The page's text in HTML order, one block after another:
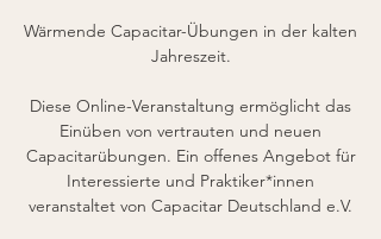
Wärmende Capacitar-Übungen in der kalten
Jahreszeit.
Diese Online-Veranstaltung ermöglicht das
Einüben von vertrauten und neuen
Capacitarübungen. Ein offenes Angebot für
Interessierte und Praktiker*innen
veranstaltet von Capacitar Deutschland e.V.